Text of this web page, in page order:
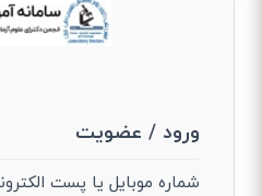
ورود / عضویت
شماره موبایل یا پست